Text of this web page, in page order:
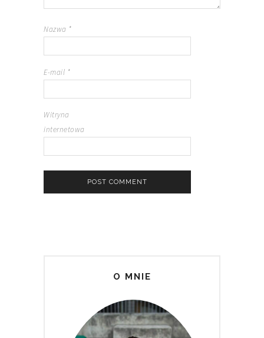
Nazwa *
E-mail *
Witryna
internetowa
O MNIE